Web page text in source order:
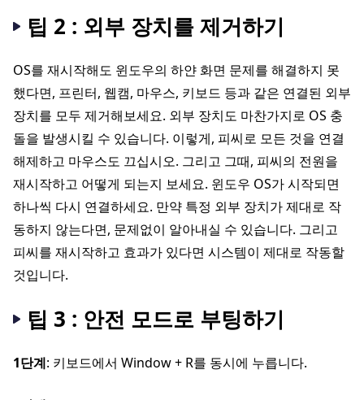
팁 2 : 외부 장치를 제거하기
OS를 재시작해도 윈도우의 하얀 화면 문제를 해결하지 못
했다면, 프린터, 웹캠, 마우스, 키보드 등과 같은 연결된 외부
장치를 모두 제거해보세요. 외부 장치도 마찬가지로 OS 충
돌을 발생시킬 수 있습니다. 이렇게, 피씨로 모든 것을 연결
해제하고 마우스도 끄십시오. 그리고 그때, 피씨의 전원을
재시작하고 어떻게 되는지 보세요. 윈도우 OS가 시작되면
하나씩 다시 연결하세요. 만약 특정 외부 장치가 제대로 작
동하지 않는다면, 문제없이 알아내실 수 있습니다. 그리고
피씨를 재시작하고 효과가 있다면 시스템이 제대로 작동할
것입니다.
팁 3 : 안전 모드로 부팅하기
1단계: 키보드에서 Window + R를 동시에 누릅니다.